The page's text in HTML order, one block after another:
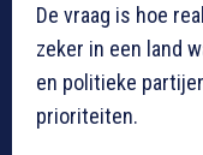
De vraag is hoe
zeker in een land
en politieke
prioriteiten.